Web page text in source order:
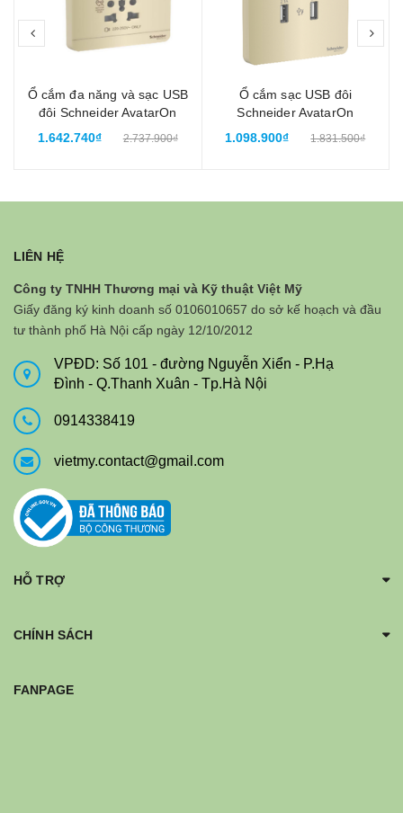
Ổ cắm đa năng và sạc USB
đôi Schneider AvatarOn
E8342616USB_WG_G19
1.642.740₫ 2.737.900₫
Ổ cắm sạc USB đôi
Schneider AvatarOn
E8332USB_WG_G19 Màu
1.098.900₫ 1.831.500₫
LIÊN HỆ
Công ty TNHH Thương mại và Kỹ thuật Việt Mỹ
Giấy đăng ký kinh doanh số 0106010657 do sở kế hoạch và đầu
tư thành phố Hà Nội cấp ngày 12/10/2012
VPĐD: Số 101 - đường Nguyễn Xiển - P.Hạ
Đình - Q.Thanh Xuân - Tp.Hà Nội
0914338419
vietmy.contact@gmail.com
HỖ TRỢ
CHÍNH SÁCH
FANPAGE